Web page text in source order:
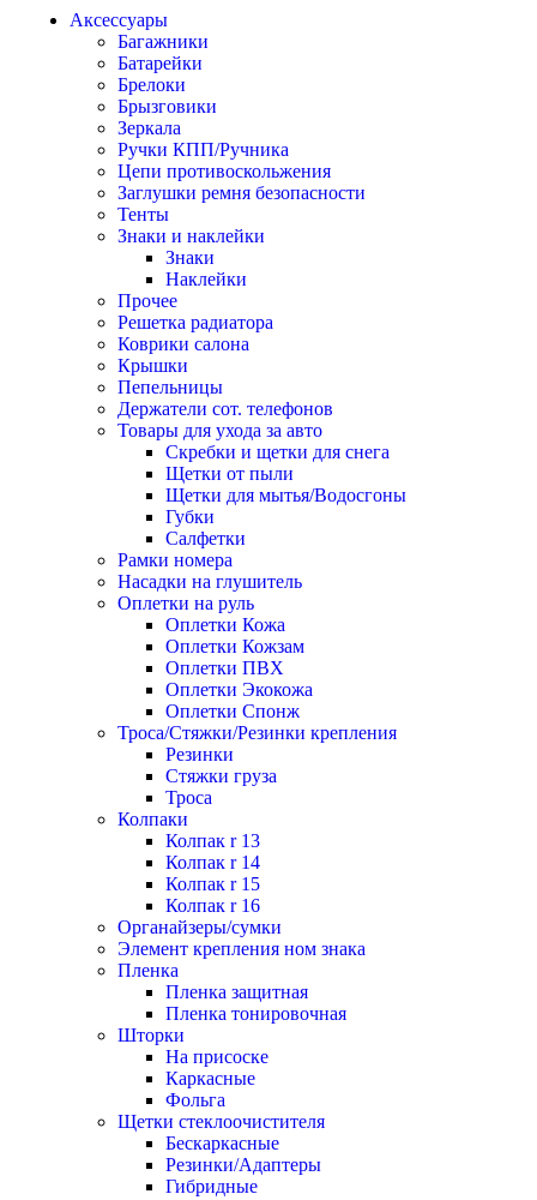
Аксессуары
Багажники
Батарейки
Брелоки
Брызговики
Зеркала
Ручки КПП/Ручника
Цепи противоскольжения
Заглушки ремня безопасности
Тенты
Знаки и наклейки
Знаки
Наклейки
Прочее
Решетка радиатора
Коврики салона
Крышки
Пепельницы
Держатели сот. телефонов
Товары для ухода за авто
Скребки и щетки для снега
Щетки от пыли
Щетки для мытья/Водосгоны
Губки
Салфетки
Рамки номера
Насадки на глушитель
Оплетки на руль
Оплетки Кожа
Оплетки Кожзам
Оплетки ПВХ
Оплетки Экокожа
Оплетки Спонж
Троса/Стяжки/Резинки крепления
Резинки
Стяжки груза
Троса
Колпаки
Колпак r 13
Колпак r 14
Колпак r 15
Колпак r 16
Органайзеры/сумки
Элемент крепления ном знака
Пленка
Пленка защитная
Пленка тонировочная
Шторки
На присоске
Каркасные
Фольга
Щетки стеклоочистителя
Бескаркасные
Резинки/Адаптеры
Гибридные